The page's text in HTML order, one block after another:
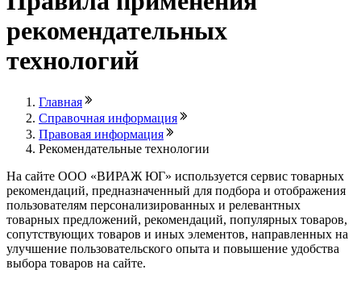
рекомендательных
технологий
Главная
Справочная информация
Правовая информация
Рекомендательные технологии
На сайте ООО «ВИРАЖ ЮГ» используется сервис товарных
рекомендаций, предназначенный для подбора и отображения
пользователям персонализированных и релевантных
товарных предложений, рекомендаций, популярных товаров,
сопутствующих товаров и иных элементов, направленных на
улучшение пользовательского опыта и повышение удобства
выбора товаров на сайте.